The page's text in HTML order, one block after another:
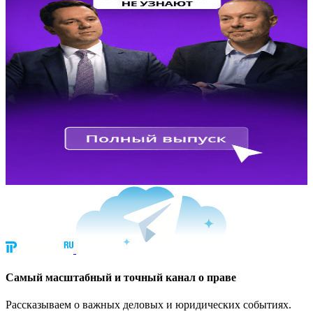
Cамый масштабный и точный канал о праве
Рассказываем о важных деловых и юридических событиях.